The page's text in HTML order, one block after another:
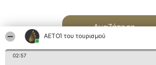
ΑΕΤΟΊ του τουρισμού
02:57
Αναζήτηση